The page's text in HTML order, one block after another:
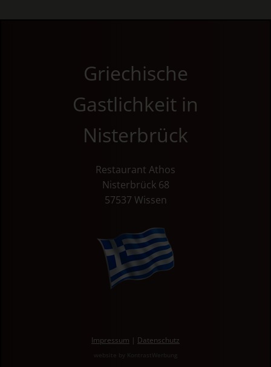
Griechische
Gastlichkeit in
Nisterbrück
Restaurant Athos
Nisterbrück 68
57537 Wissen
Impressum | Datenschutz
website by KontrastWerbung